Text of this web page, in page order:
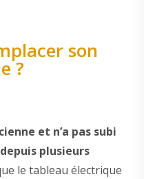
son
?
et n’a pas subi
plusieurs
le tableau électrique